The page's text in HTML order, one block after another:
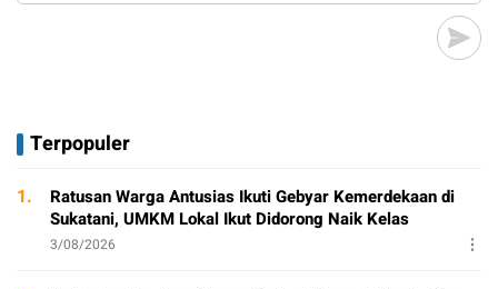
Terpopuler
1.
Ratusan Warga Antusias Ikuti Gebyar Kemerdekaan di
Sukatani, UMKM Lokal Ikut Didorong Naik Kelas
3/08/2026